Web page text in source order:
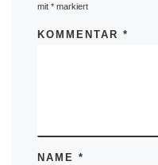
mit* markiert
KOMMENTAR*
NAME*